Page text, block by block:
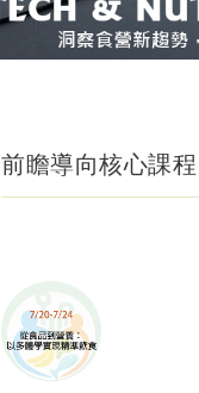
前瞻導向核心課程